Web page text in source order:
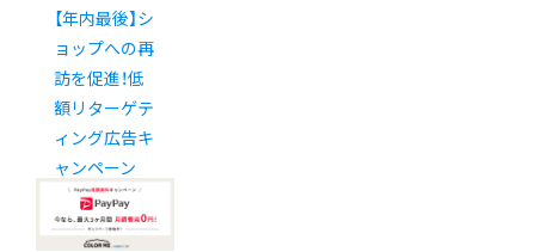
【年内最後】シ
ョップへの再
訪を促進！低
額リターゲテ
ィング広告キ
ャンペーン